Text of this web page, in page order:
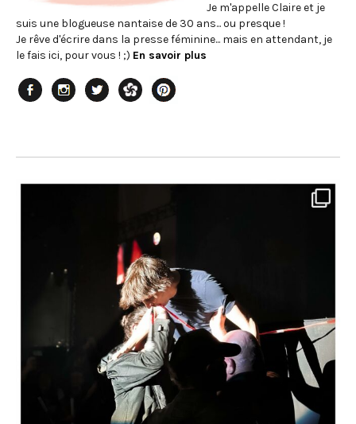
Je m'appelle Claire et je
suis une blogueuse nantaise de 30 ans... ou presque !
Je rêve d'écrire dans la presse féminine... mais en attendant, je
le fais ici, pour vous ! ;) En savoir plus